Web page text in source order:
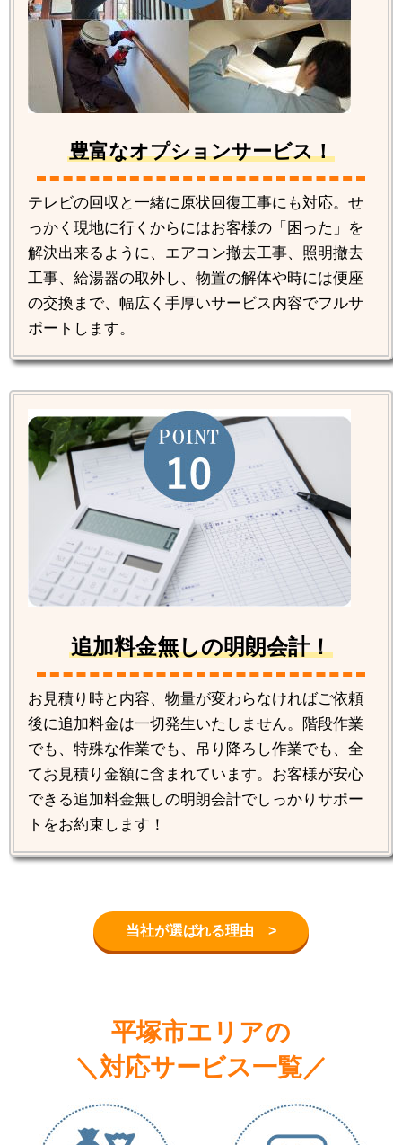
豊富なオプションサービス！
テレビの回収と一緒に原状回復工事にも対応。せ
っかく現地に行くからにはお客様の「困った」を
解決出来るように、エアコン撤去工事、照明撤去
工事、給湯器の取外し、物置の解体や時には便座
の交換まで、幅広く手厚いサービス内容でフルサ
ポートします。
追加料金無しの明朗会計！
お見積り時と内容、物量が変わらなければご依頼
後に追加料金は一切発生いたしません。階段作業
でも、特殊な作業でも、吊り降ろし作業でも、全
てお見積り金額に含まれています。お客様が安心
できる追加料金無しの明朗会計でしっかりサポー
トをお約束します！
当社が選ばれる理由 >
平塚市エリアの
＼対応サービス一覧／